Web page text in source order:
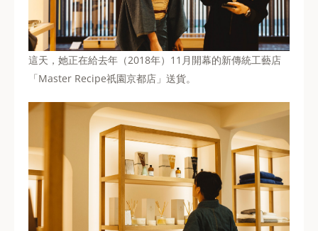
這天，她正在給去年（2018年）11月開幕的新傳統工藝店
「Master Recipe祇園京都店」送貨。